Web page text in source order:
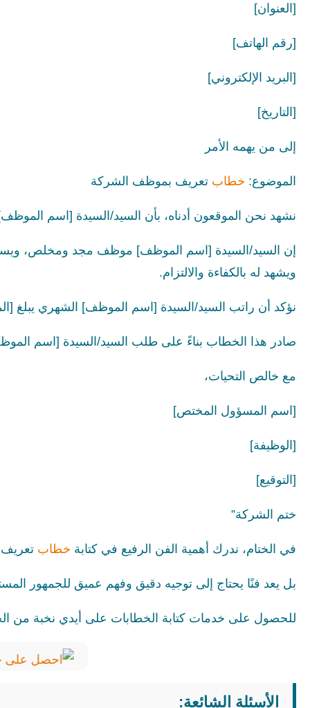
[العنوان]
[رقم الهاتف]
[البريد الإلكتروني]
[التاريخ]
إلى من يهمه الأمر
الموضوع: خطاب تعريف بموظف الشركة
نشهد نحن الموقعون أدناه، بأن السيد/السيدة [اسم
إن السيد/السيدة [اسم الموظف] موظف مجد ومخلص،
ويشهد له بالكفاءة والالتزام.
نؤكد أن راتب السيد/السيدة [اسم الموظف] الشهري يبلغ
صادر هذا الخطاب بناءً على طلب السيد/السيدة [اسم
مع خالص التحيات،
[اسم المسؤول المختص]
[الوظيفة]
[التوقيع]
ختم الشركة”
في الختام، ندرك أهمية الفن الرفيع في كتابة خطاب
بل يعد فنًا يحتاج إلى توجيه دقيق وفهم عميق للجمهور
للحصول على خدمات كتابة الخطابات على أيدي نخبة من
الأسئلة الشائعة: